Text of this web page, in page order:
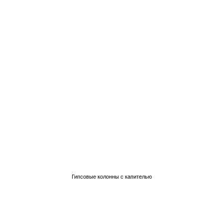
Гипсовые колонны с капителью